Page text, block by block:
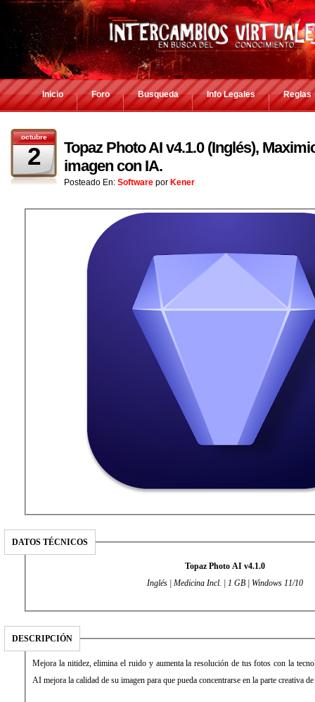
Inicio Foro Busqueda Info Legales Reglas
octubre
2
Topaz Photo AI v4.1.0 (Inglés),
imagen con IA.
Posteado En: Software por Kener
DATOS TÉCNICOS
Topaz Photo AI v4.1.0
Inglés | Medicina Incl. | 1 GB | Windows 11/10
DESCRIPCIÓN
Mejora la nitidez, elimina el ruido y aumenta la resolución de tus fotos con la
AI mejora la calidad de su imagen para que pueda concentrarse en la parte creativa